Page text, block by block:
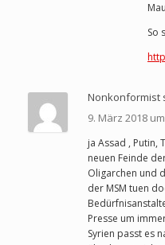
So
Nonkonformist
9. März 2018
ja Assad , Putin,
neuen Feinde
Oligarchen und
der MSM tuen
Presse um
Syrien passt es